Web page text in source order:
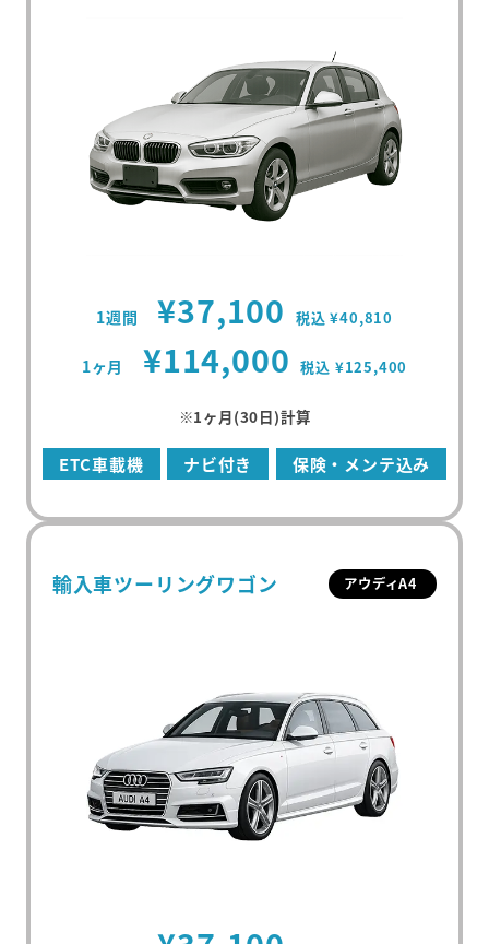
初めての方
マンスリーレンタカーとは
1週間 ¥37,100 税込 ¥40,810
1ヶ月 ¥114,000 税込 ¥125,400
※1ヶ月(30日)計算
ETC車載機 ナビ付き 保険・メンテ込み
輸入車ツーリングワゴン アウディA4